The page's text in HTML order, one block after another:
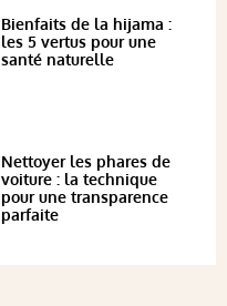
Bienfaits de la hijama :
les 5 vertus pour une
santé naturelle
Nettoyer les phares de
voiture : la technique
pour une transparence
parfaite